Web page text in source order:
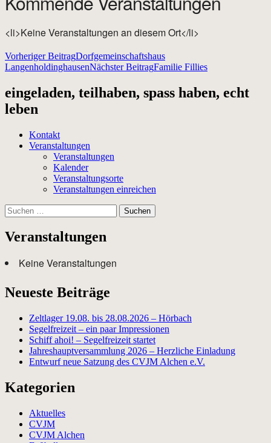
<li>Keine Veranstaltungen an diesem Ort</li>
Beitragsnavigation
Vorheriger BeitragDorfgemeinschaftshaus
LangenholdinghausenNächster BeitragFamilie Fillies
eingeladen, teilhaben, spass haben, echt
leben
Kontakt
Veranstaltungen
Veranstaltungen
Kalender
Veranstaltungsorte
Veranstaltungen einreichen
Suchen
nach:
Veranstaltungen
Keine Veranstaltungen
Neueste Beiträge
Zeltlager 19.08. bis 28.08.2026 – Hörbach
Segelfreizeit – ein paar Impressionen
Schiff ahoi! – Segelfreizeit startet
Jahreshauptversammlung 2026 – Herzliche Einladung
Entwurf neue Satzung des CVJM Alchen e.V.
Kategorien
Aktuelles
CVJM
CVJM Alchen